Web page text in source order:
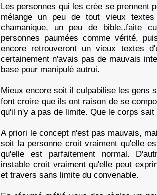
Les personnes qui les crée se prennent
mélange un peu de tout vieux
chamanique, un peu de bible..faite
personnes paumées comme vérité,
encore retrouveront un vieux textes
certainement n'avais pas de mauvais
base pour manipulé autrui.
Mieux encore soit il culpabilise les gens
font croire que ils ont raison de se
qu'il n'y a pas de limite. Que le corps
A priori le concept n'est pas mauvais,
soit la personne croit vraiment qu'elle
qu'elle est parfaitement normal.
instable croit vraiment qu'elle peut
et travers sans limite du convenable.